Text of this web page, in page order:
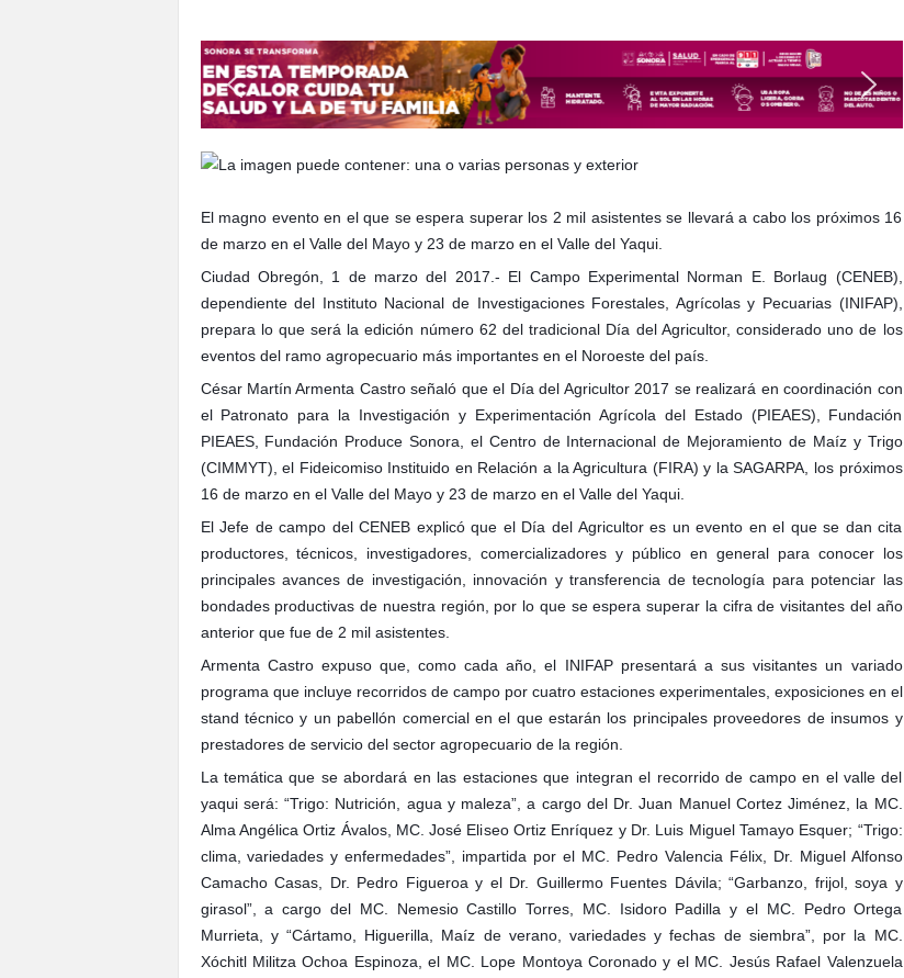
El magno evento en el que se espera superar los 2 mil asistentes se llevará a cabo los próximos 16
de marzo en el Valle del Mayo y 23 de marzo en el Valle del Yaqui.
Ciudad Obregón, 1 de marzo del 2017.- El Campo Experimental Norman E. Borlaug (CENEB),
dependiente del Instituto Nacional de Investigaciones Forestales, Agrícolas y Pecuarias (INIFAP),
prepara lo que será la edición número 62 del tradicional Día del Agricultor, considerado uno de los
eventos del ramo agropecuario más importantes en el Noroeste del país.
César Martín Armenta Castro señaló que el Día del Agricultor 2017 se realizará en coordinación con
el Patronato para la Investigación y Experimentación Agrícola del Estado (PIEAES), Fundación
PIEAES, Fundación Produce Sonora, el Centro de Internacional de Mejoramiento de Maíz y Trigo
(CIMMYT), el Fideicomiso Instituido en Relación a la Agricultura (FIRA) y la SAGARPA, los próximos
16 de marzo en el Valle del Mayo y 23 de marzo en el Valle del Yaqui.
El Jefe de campo del CENEB explicó que el Día del Agricultor es un evento en el que se dan cita
productores, técnicos, investigadores, comercializadores y público en general para conocer los
principales avances de investigación, innovación y transferencia de tecnología para potenciar las
bondades productivas de nuestra región, por lo que se espera superar la cifra de visitantes del año
anterior que fue de 2 mil asistentes.
Armenta Castro expuso que, como cada año, el INIFAP presentará a sus visitantes un variado
programa que incluye recorridos de campo por cuatro estaciones experimentales, exposiciones en el
stand técnico y un pabellón comercial en el que estarán los principales proveedores de insumos y
prestadores de servicio del sector agropecuario de la región.
La temática que se abordará en las estaciones que integran el recorrido de campo en el valle del
yaqui será: “Trigo: Nutrición, agua y maleza”, a cargo del Dr. Juan Manuel Cortez Jiménez, la MC.
Alma Angélica Ortiz Ávalos, MC. José Eliseo Ortiz Enríquez y Dr. Luis Miguel Tamayo Esquer; “Trigo:
clima, variedades y enfermedades”, impartida por el MC. Pedro Valencia Félix, Dr. Miguel Alfonso
Camacho Casas, Dr. Pedro Figueroa y el Dr. Guillermo Fuentes Dávila; “Garbanzo, frijol, soya y
girasol”, a cargo del MC. Nemesio Castillo Torres, MC. Isidoro Padilla y el MC. Pedro Ortega
Murrieta, y “Cártamo, Higuerilla, Maíz de verano, variedades y fechas de siembra”, por la MC.
Xóchitl Militza Ochoa Espinoza, el MC. Lope Montoya Coronado y el MC. Jesús Rafael Valenzuela